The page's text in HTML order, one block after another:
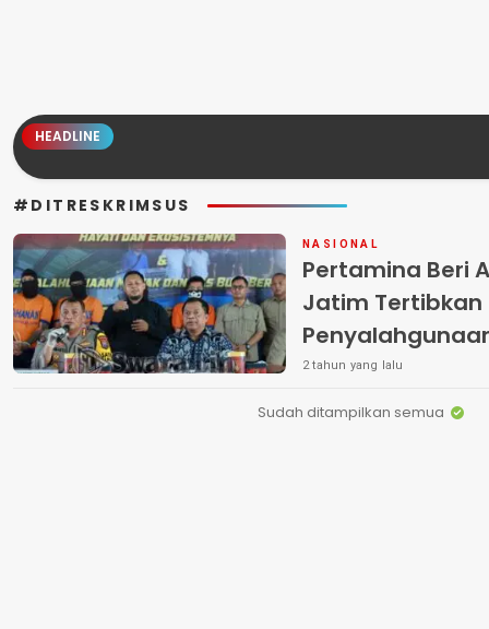
HEADLINE
#DITRESKRIMSUS
NASIONAL
Pertamina Beri
Jatim Tertibkan
Bersubsidi
2 tahun yang lalu
Sudah ditampilkan semua